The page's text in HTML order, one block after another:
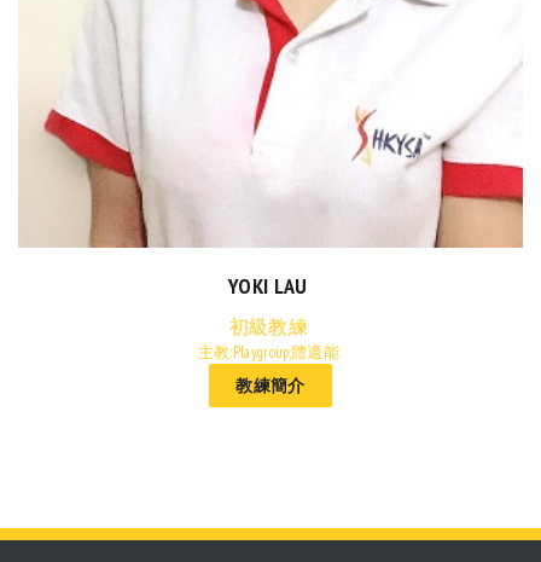
YOKI LAU
初級教練
主教:Playgroup,體適能
教練簡介